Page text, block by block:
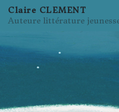
Claire CLEMENT
Auteure littérature